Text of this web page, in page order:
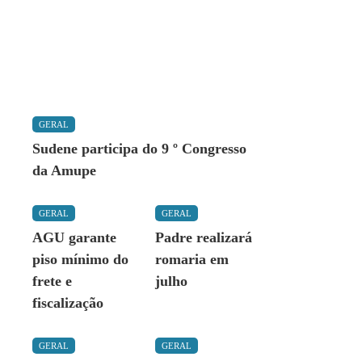
GERAL
Sudene participa do 9 º Congresso
da Amupe
GERAL
AGU garante
piso mínimo do
frete e
fiscalização
GERAL
Padre realizará
romaria em
julho
GERAL GERAL